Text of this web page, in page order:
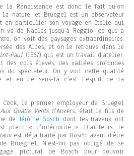
la Renaissance est donc le fait qu’on
la nature, et Bruegel est un observateur
en particulier son voyage en Italie qui
va de Naples jusqu’à Reggio, ce qui a
on voit des paysages extraordinaires.
des Alpes, et on le retrouve dans le
Paul (1567) qui est un travail d’atelier,
des cols élevés, des vallées profondes
du spectateur. On y voit cette qualité
et en ce sens-là c’est l’esprit de la
Cock, le premier employeur de Bruegel
Aux Quatre Ventsd’Anvers, était le fils de
de Jérôme Bosch dont les travaux ont
plein « d’intériorité ». D’ailleurs, le
est déjà traité par Bosch avant d’être
Brueghel. N’est-on pas obligé de se
pictural de Bosch pour pouvoir